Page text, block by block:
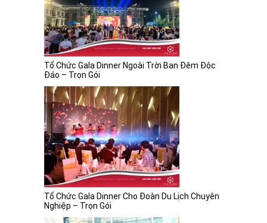
Tổ Chức Gala Dinner Ngoài Trời Ban Đêm Độc
Đáo – Trọn Gói
Tổ Chức Gala Dinner Cho Đoàn Du Lịch Chuyên
Nghiệp – Trọn Gói